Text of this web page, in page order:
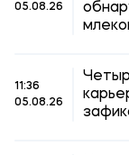
05.08.26
11:36
05.08.26